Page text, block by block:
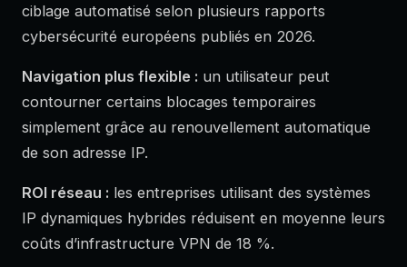
ciblage automatisé selon plusieurs rapports
cybersécurité européens publiés en 2026.
Navigation plus flexible : un utilisateur peut
contourner certains blocages temporaires
simplement grâce au renouvellement automatique
de son adresse IP.
ROI réseau : les entreprises utilisant des systèmes
IP dynamiques hybrides réduisent en moyenne leurs
coûts d’infrastructure VPN de 18 %.